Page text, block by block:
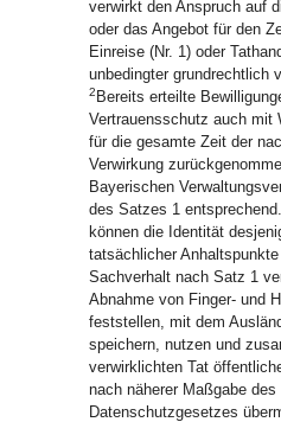
verwirkt den Anspruch auf
oder das Angebot für den
Einreise (Nr. 1) oder
unbedingter grundrechtlich
2 Bereits erteilte
Vertrauensschutz auch mit
für die gesamte Zeit der
Verwirkung
Bayerischen
des Satzes 1 entsprechend.
können die Identität
tatsächlicher
Sachverhalt nach Satz 1
Abnahme von Finger- und
feststellen, mit dem
speichern, nutzen und
verwirklichten Tat
nach näherer Maßgabe
Datenschutzgesetzes